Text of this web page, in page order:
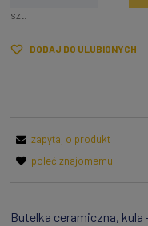
szt.
DODAJ DO ULUBIONYCH
zapytaj o produkt
poleć znajomemu
Butelka ceramiczna,